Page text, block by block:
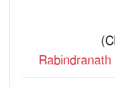
Rabindranath